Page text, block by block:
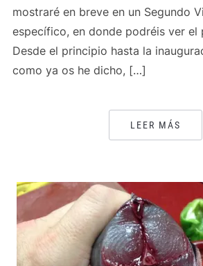
mostraré en breve en un Segundo
específico, en donde podréis ver el
Desde el principio hasta la
como ya os he dicho, […]
LEER MÁS